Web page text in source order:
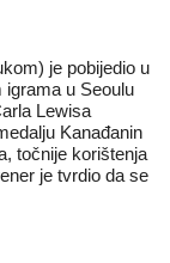
je pobijedio u
igrama u Seoulu
Lewisa
Kanađanin
točnije korištenja
je tvrdio da se